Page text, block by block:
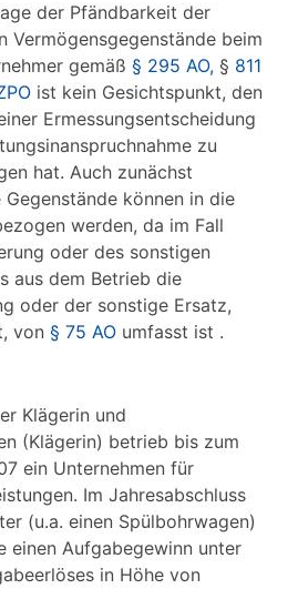
der Pfändbarkeit der
Vermögensgegenstände beim
gemäß § 295 AO, § 811
ist kein Gesichtspunkt, den
Ermessungsentscheidung
zu
hat. Auch zunächst
Gegenstände können in die
werden, da im Fall
oder des sonstigen
aus dem Betrieb die
oder der sonstige Ersatz,
von § 75 AO umfasst ist .
Klägerin und
(Klägerin) betrieb bis zum
ein Unternehmen für
Im Jahresabschluss
(u.a. einen Spülbohrwagen)
einen Aufgabegewinn unter
in Höhe von